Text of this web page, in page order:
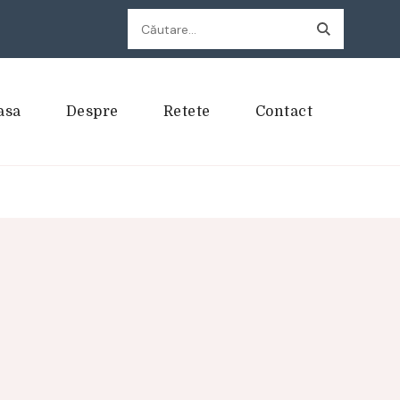
Caută
după:
Despre Retete Contact